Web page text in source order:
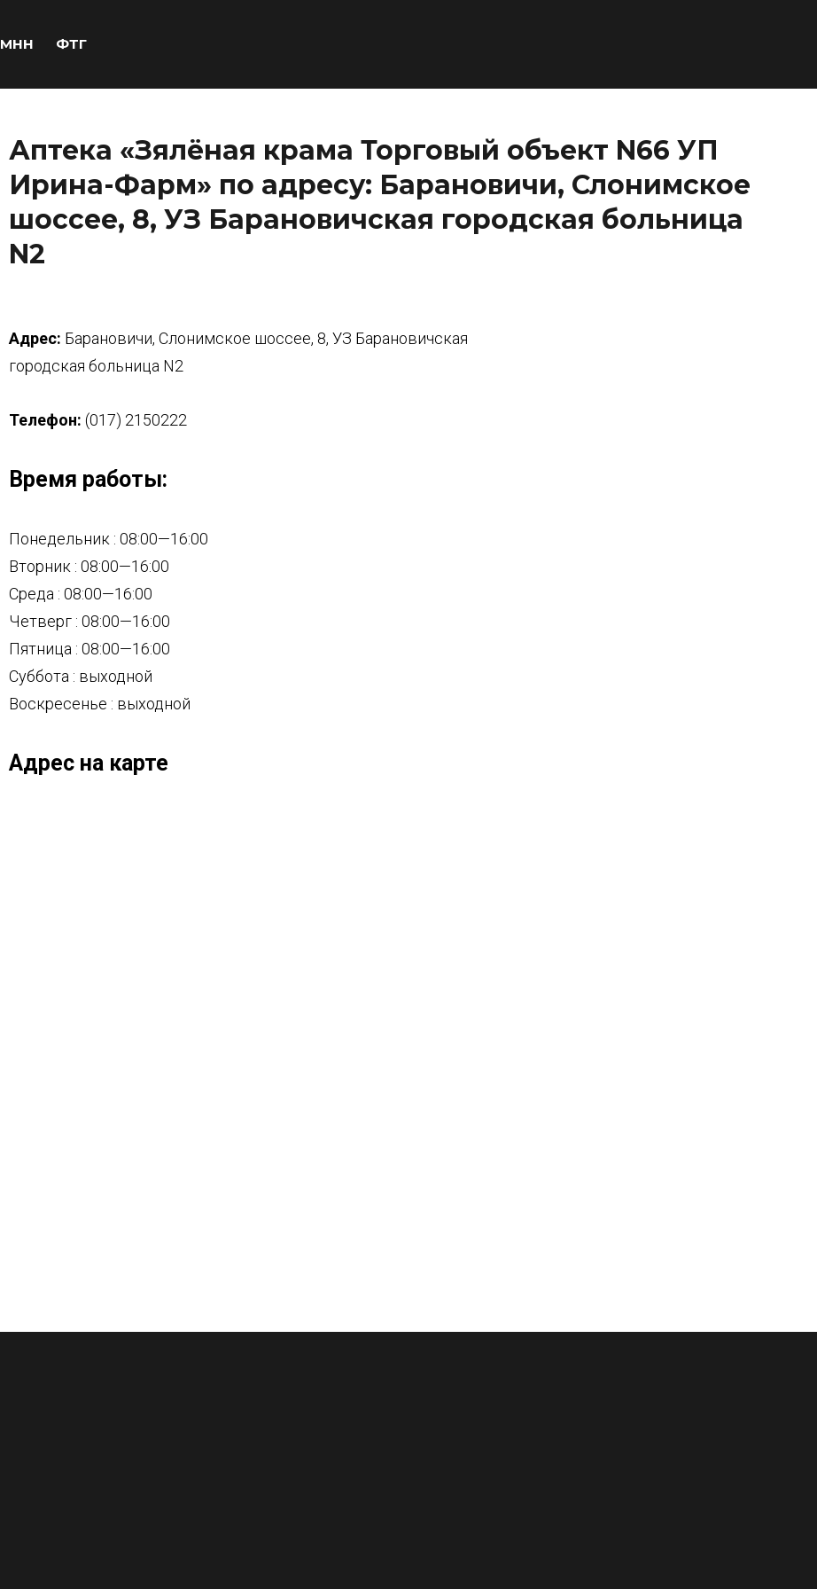
МНН ФТГ
Аптека «Зялёная крама Торговый объект N66 УП
Ирина-Фарм» по адресу: Барановичи, Слонимское
шоссее, 8, УЗ Барановичская городская больница
N2
Адрес: Барановичи, Слонимское шоссее, 8, УЗ Барановичская
городская больница N2
Телефон: (017) 2150222
Время работы:
Понедельник : 08:00—16:00
Вторник : 08:00—16:00
Среда : 08:00—16:00
Четверг : 08:00—16:00
Пятница : 08:00—16:00
Суббота : выходной
Воскресенье : выходной
Адрес на карте